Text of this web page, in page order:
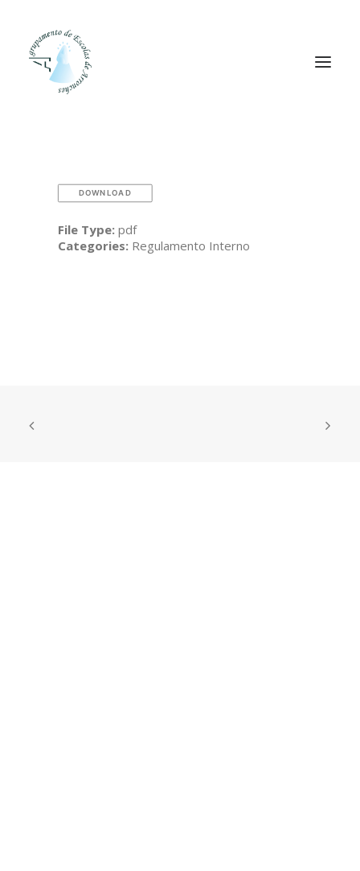
Equipas
DOWNLOAD
File Type: pdf
Categories: Regulamento Interno